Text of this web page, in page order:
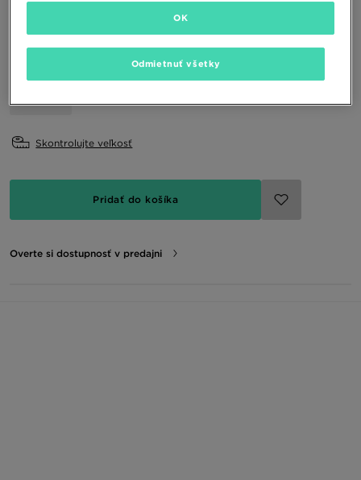
37
Skontrolujte veľkosť
Pridať do košíka
Overte si dostupnosť v predajni
Odmietnuť všetky
OK